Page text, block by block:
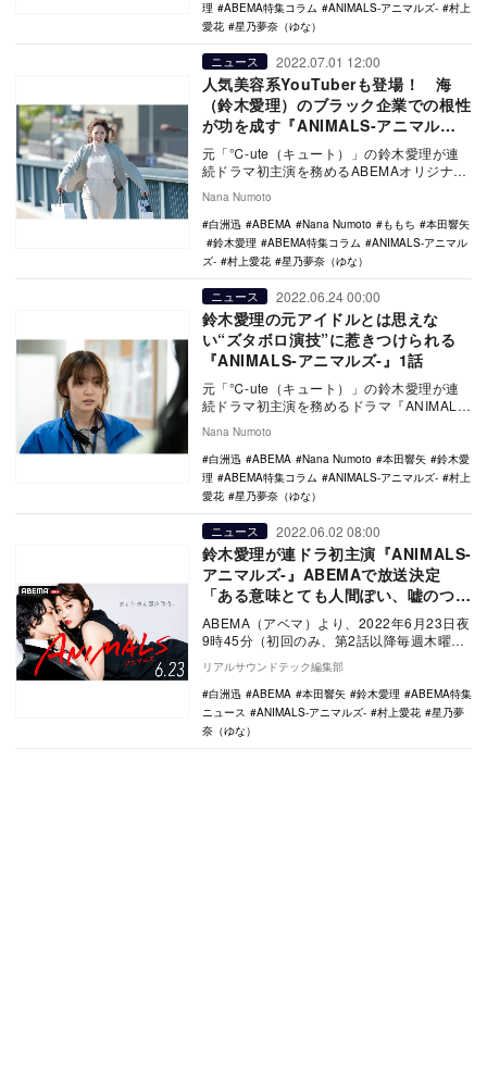
理
ABEMA特集コラム ANIMALS‐アニマルズ‐
村上
愛花
星乃夢奈（ゆな）
ニュース 2022.07.01 12:00
人気美容系YouTuberも登場！ 海
（鈴木愛理）のブラック企業での根性
が功を成す『ANIMALS‐アニマル
ズ‐』2話
元「℃-ute（キュート）」の鈴木愛理が連
続ドラマ初主演を務めるABEMAオリジナル
Nana Numoto
白洲迅
ABEMA Nana Numoto ももち
本田響矢
鈴木愛理
ABEMA特集コラム
ANIMALS‐アニマル
ズ‐
村上愛花 星乃夢奈（ゆな）
ニュース 2022.06.24 00:00
鈴木愛理の元アイドルとは思えな
い“ズタボロ演技”に惹きつけられる
『ANIMALS‐アニマルズ‐』1話
元「℃-ute（キュート）」の鈴木愛理が連
続ドラマ初主演を務めるドラマ『ANIMALS‐
Nana Numoto
白洲迅
ABEMA Nana Numoto 本田響矢
鈴木愛
理
ABEMA特集コラム ANIMALS‐アニマルズ‐
村上
愛花
星乃夢奈（ゆな）
ニュース 2022.06.02 08:00
鈴木愛理が連ドラ初主演『ANIMALS‐
アニマルズ‐』ABEMAで放送決定
「ある意味とても人間ぽい、嘘のつけ
ない作品」
ABEMA（アベマ）より、2022年6月23日夜
9時45分（初回のみ、第2話以降毎週木曜夜
10時放送）より新作オリジナルドラマ『…
リアルサウンドテック編集部
白洲迅
ABEMA 本田響矢 鈴木愛理
ABEMA特集
ニュース
ANIMALS‐アニマルズ‐ 村上愛花
星乃夢
奈（ゆな）